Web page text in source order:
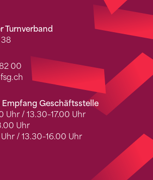
Turnverband
00
Geschäftsstelle
Uhr / 13.30–17.00 Uhr
Uhr
/ 13.30–16.00 Uhr